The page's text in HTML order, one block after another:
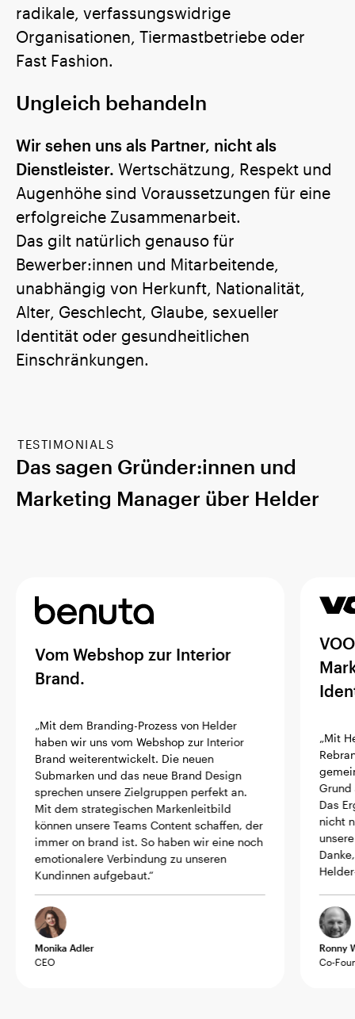
radikale, verfassungswidrige
Organisationen, Tiermastbetriebe oder
Fast Fashion.
Ungleich behandeln
Wir sehen uns als Partner, nicht als
Dienstleister. Wertschätzung, Respekt und
Augenhöhe sind Voraussetzungen für eine
erfolgreiche Zusammenarbeit.
Das gilt natürlich genauso für
Bewerber:innen und Mitarbeitende,
unabhängig von Herkunft, Nationalität,
Alter, Geschlecht, Glaube, sexueller
Identität oder gesundheitlichen
Einschränkungen.
TESTIMONIALS
Das sagen Gründer:innen und
Marketing Manager über Helder
Vom Webshop zur Interior
Brand.
„Mit dem Branding-Prozess von Helder
haben wir uns vom Webshop zur Interior
Brand weiterentwickelt. Die neuen
Submarken und das neue Brand Design
sprechen unsere Zielgruppen perfekt an.
Mit dem strategischen Markenleitbild
können unsere Teams Content schaffen, der
immer on brand ist. So haben wir eine noch
emotionalere Verbindung zu unseren
Kundinnen aufgebaut.“
Monika Adler
CEO
„Mit
Das
nicht
Ronny
Co-